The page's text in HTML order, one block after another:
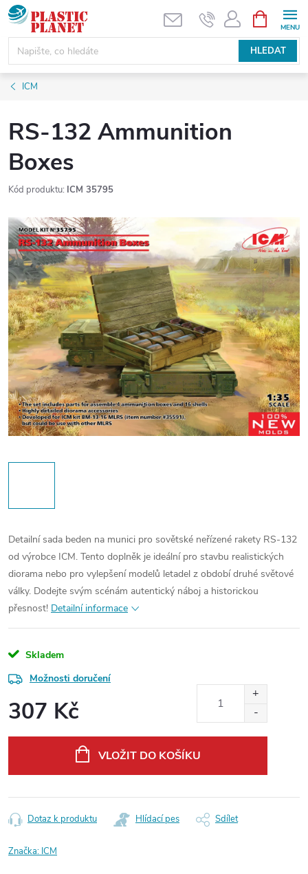
Přejít
na
obsah
HLEDAT
NÁKUPNÍ
KOŠÍK
ICM
RS-132 Ammunition
Boxes
Kód produktu: ICM 35795
Detailní sada beden na munici pro sovětské neřízené rakety RS-132
od výrobce ICM. Tento doplněk je ideální pro stavbu realistických
diorama nebo pro vylepšení modelů letadel z období druhé světové
války. Dodejte svým scénám autentický náboj a historickou
přesnost! Detailní informace
Skladem
Možnosti doručení
307 Kč
VLOŽIT DO KOŠÍKU
Dotaz k produktu Hlídací pes Sdílet
Značka: ICM